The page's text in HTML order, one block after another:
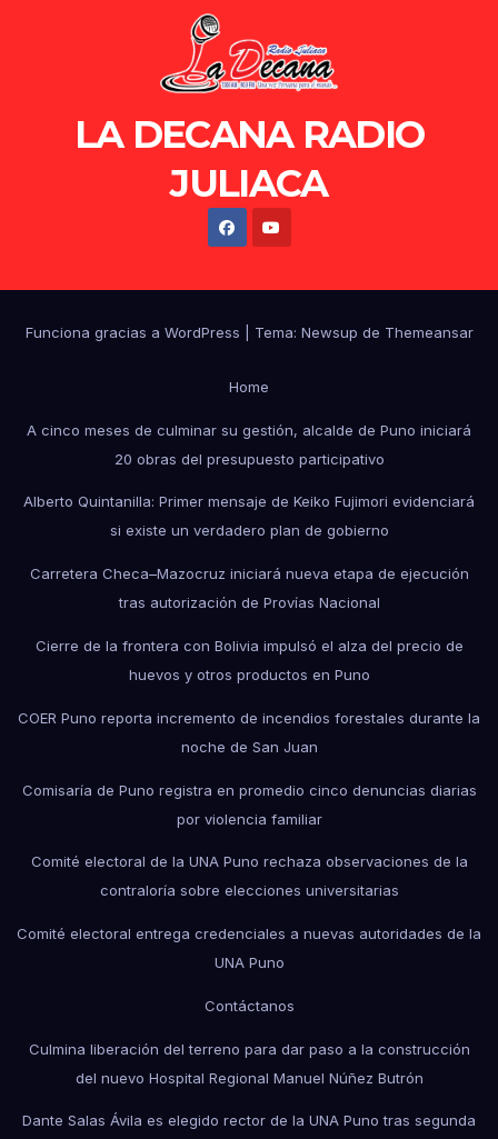
LA DECANA RADIO
JULIACA
Funciona gracias a WordPress Tema: Newsup de Themeansar
Home
A cinco meses de culminar su gestión, alcalde de Puno iniciará
20 obras del presupuesto participativo
Alberto Quintanilla: Primer mensaje de Keiko Fujimori evidenciará
si existe un verdadero plan de gobierno
Carretera Checa–Mazocruz iniciará nueva etapa de ejecución
tras autorización de Provías Nacional
Cierre de la frontera con Bolivia impulsó el alza del precio de
huevos y otros productos en Puno
COER Puno reporta incremento de incendios forestales durante la
noche de San Juan
Comisaría de Puno registra en promedio cinco denuncias diarias
por violencia familiar
Comité electoral de la UNA Puno rechaza observaciones de la
contraloría sobre elecciones universitarias
Comité electoral entrega credenciales a nuevas autoridades de la
UNA Puno
Contáctanos
Culmina liberación del terreno para dar paso a la construcción
del nuevo Hospital Regional Manuel Núñez Butrón
Dante Salas Ávila es elegido rector de la UNA Puno tras segunda